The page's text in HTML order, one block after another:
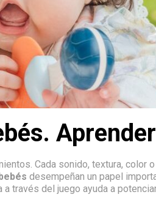
Cada sonido, textura, color
desempeñan un papel
través del juego ayuda a